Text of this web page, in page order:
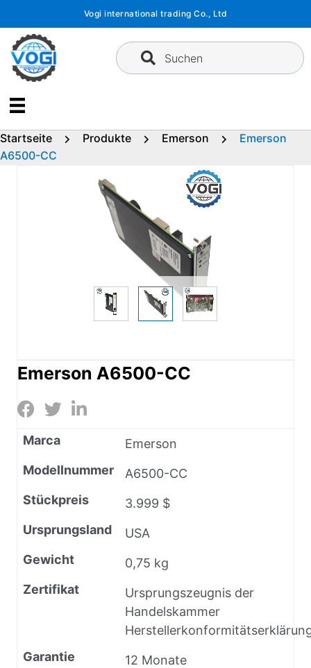
springen
Vogi international trading Co., Ltd
Suchen
Startseite Produkte Emerson
Emerson
A6500-CC
Emerson A6500-CC
Marca
Emerson
Modellnummer
A6500-CC
Stückpreis
3.999 $
Ursprungsland
USA
Gewicht
0,75 kg
Zertifikat
Ursprungszeugnis der
Handelskammer
Garantie
12 Monate